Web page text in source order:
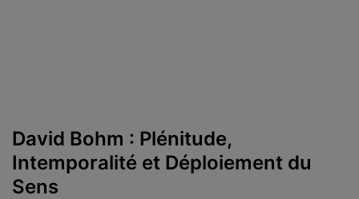
David Bohm : Plénitude,
Intemporalité et Déploiement du
Sens